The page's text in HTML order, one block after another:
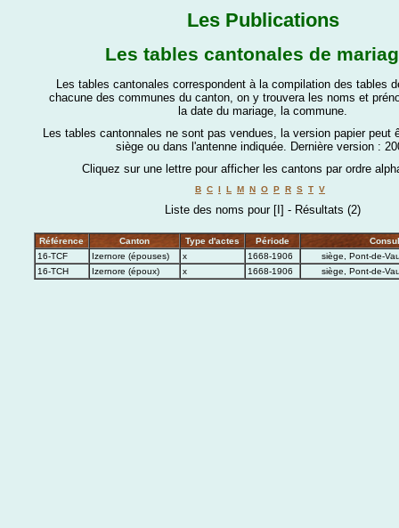
Les Publications
Les tables cantonales de
Les tables cantonales correspondent à la compilation des tables
chacune des communes du canton, on y trouvera les noms et
la date du mariage, la commune.
Les tables cantonnales ne sont pas vendues, la version papier peut
siège ou dans l'antenne indiquée. Dernière version :
Cliquez sur une lettre pour afficher les cantons par ordre
B C I L M N O P R S T V
Liste des noms pour [I] - Résultats (2)
Référence Canton Type d'actes Période
16-TCF
Izernore (épouses) x 1668-1906
siège, Pont-de-
16-TCH
Izernore (époux) x 1668-1906 siège, Pont-de-